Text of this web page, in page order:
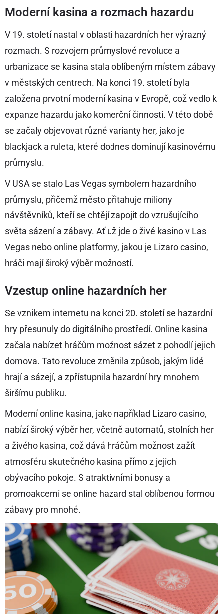
Moderní kasina a rozmach hazardu
V 19. století nastal v oblasti hazardních her výrazný
rozmach. S rozvojem průmyslové revoluce a
urbanizace se kasina stala oblíbeným místem zábavy
v městských centrech. Na konci 19. století byla
založena prvotní moderní kasina v Evropě, což vedlo k
expanze hazardu jako komerční činnosti. V této době
se začaly objevovat různé varianty her, jako je
blackjack a ruleta, které dodnes dominují kasinovému
průmyslu.
V USA se stalo Las Vegas symbolem hazardního
průmyslu, přičemž město přitahuje miliony
návštěvníků, kteří se chtějí zapojit do vzrušujícího
světa sázení a zábavy. Ať už jde o živé kasino v Las
Vegas nebo online platformy, jakou je Lizaro casino,
hráči mají široký výběr možností.
Vzestup online hazardních her
Se vznikem internetu na konci 20. století se hazardní
hry přesunuly do digitálního prostředí. Online kasina
začala nabízet hráčům možnost sázet z pohodlí jejich
domova. Tato revoluce změnila způsob, jakým lidé
hrají a sázejí, a zpřístupnila hazardní hry mnohem
širšímu publiku.
Moderní online kasina, jako například Lizaro casino,
nabízí široký výběr her, včetně automatů, stolních her
a živého kasina, což dává hráčům možnost zažít
atmosféru skutečného kasina přímo z jejich
obývacího pokoje. S atraktivními bonusy a
promoakcemi se online hazard stal oblíbenou formou
zábavy pro mnohé.